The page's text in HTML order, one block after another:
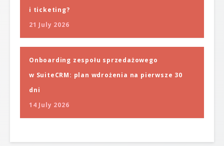
i ticketing?
21 July 2026
Onboarding zespołu sprzedażowego
w SuiteCRM: plan wdrożenia na pierwsze 30
dni
14 July 2026